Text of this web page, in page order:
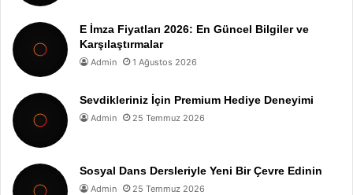
E İmza Fiyatları 2026: En Güncel Bilgiler ve
Karşılaştırmalar
Admin 1 Ağustos 2026
Sevdikleriniz İçin Premium Hediye Deneyimi
Admin 25 Temmuz 2026
Sosyal Dans Dersleriyle Yeni Bir Çevre Edinin
Admin 25 Temmuz 2026